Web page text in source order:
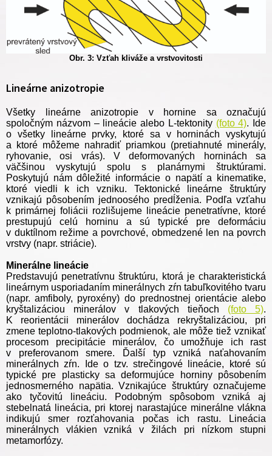
Obr. 3: Vzťah kliváže a vrstvovitosti
Lineárne anizotropie
Všetky lineárne anizotropie v hornine sa označujú
spoločným názvom – lineácie alebo L-tektonity (foto 4). Ide
o všetky lineárne prvky, ktoré sa v horninách vyskytujú
a ktoré môžeme nahradiť priamkou (pretiahnuté minerály,
ryhovanie, osi vrás). V deformovaných horninách sa
väčšinou vyskytujú spolu s planárnymi štruktúrami.
Poskytujú nám dôležité informácie o napätí a kinematike,
ktoré viedli k ich vzniku. Tektonické lineárne štruktúry
vznikajú pôsobením jednoosého predĺženia. Podľa vzťahu
k primárnej foliácii rozlišujeme lineácie penetratívne, ktoré
prestupujú celú horninu a sú typické pre deformáciu
v duktílnom režime a povrchové, obmedzené len na povrch
vrstvy (napr. striácie).
Minerálne lineácie
Predstavujú penetratívnu štruktúru, ktorá je charakteristická
lineárnym usporiadaním minerálnych zŕn tabuľkovitého tvaru
(napr. amfiboly, pyroxény) do prednostnej orientácie alebo
kryštalizáciou minerálov v tlakových tieňoch (foto 5).
K reorientácii minerálov dochádza rekryštalizáciou, pri
zmene teplotno-tlakových podmienok, ale môže tiež vznikať
procesom precipitácie minerálov, čo umožňuje ich rast
v preferovanom smere. Ďalší typ vzniká naťahovaním
minerálnych zŕn. Ide o tzv. strečingové lineácie, ktoré sú
typické pre plasticky sa deformujúce horniny pôsobením
jednosmerného napätia. Vznikajúce štruktúry označujeme
ako tyčovitú lineáciu. Podobným spôsobom vzniká aj
stebelnatá lineácia, pri ktorej narastajúce minerálne vlákna
indikujú smer rozťahovania počas ich rastu. Lineácia
minerálnych vlákien vzniká v žilách pri nízkom stupni
metamorfózy.